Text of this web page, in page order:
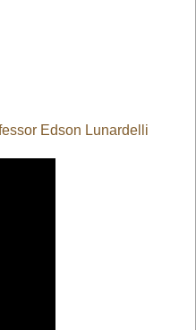
Edson Lunardelli